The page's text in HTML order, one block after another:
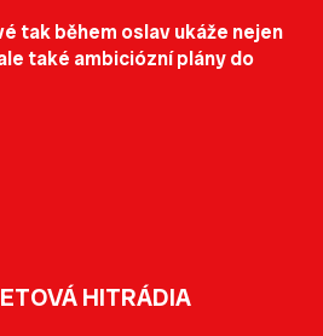
tak během oslav ukáže nejen
také ambiciózní plány do
HITRÁDIA